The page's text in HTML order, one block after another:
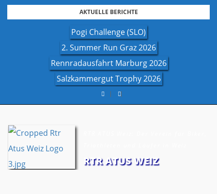
Skip
AKTUELLE BERICHTE
Pogi Challenge (SLO)
2. Summer Run Graz 2026
Rennradausfahrt Marburg 2026
Salzkammergut Trophy 2026
RTR ATUS WEIZ